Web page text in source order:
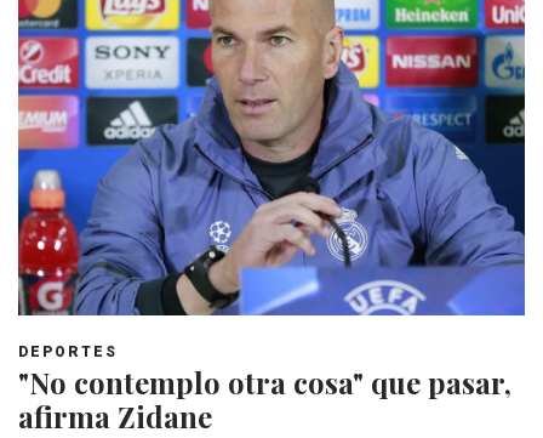
DEPORTES
"No contemplo otra cosa" que pasar,
afirma Zidane